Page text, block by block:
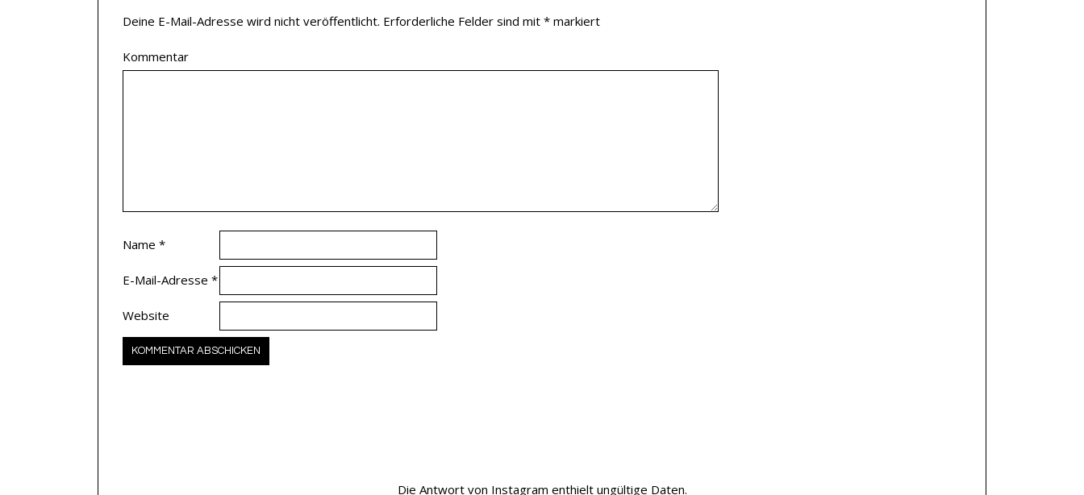
Deine E-Mail-Adresse wird nicht veröffentlicht. Erforderliche Felder sind mit * markiert
Kommentar
Name *
E-Mail-Adresse *
Website
Die Antwort von Instagram enthielt ungültige Daten.